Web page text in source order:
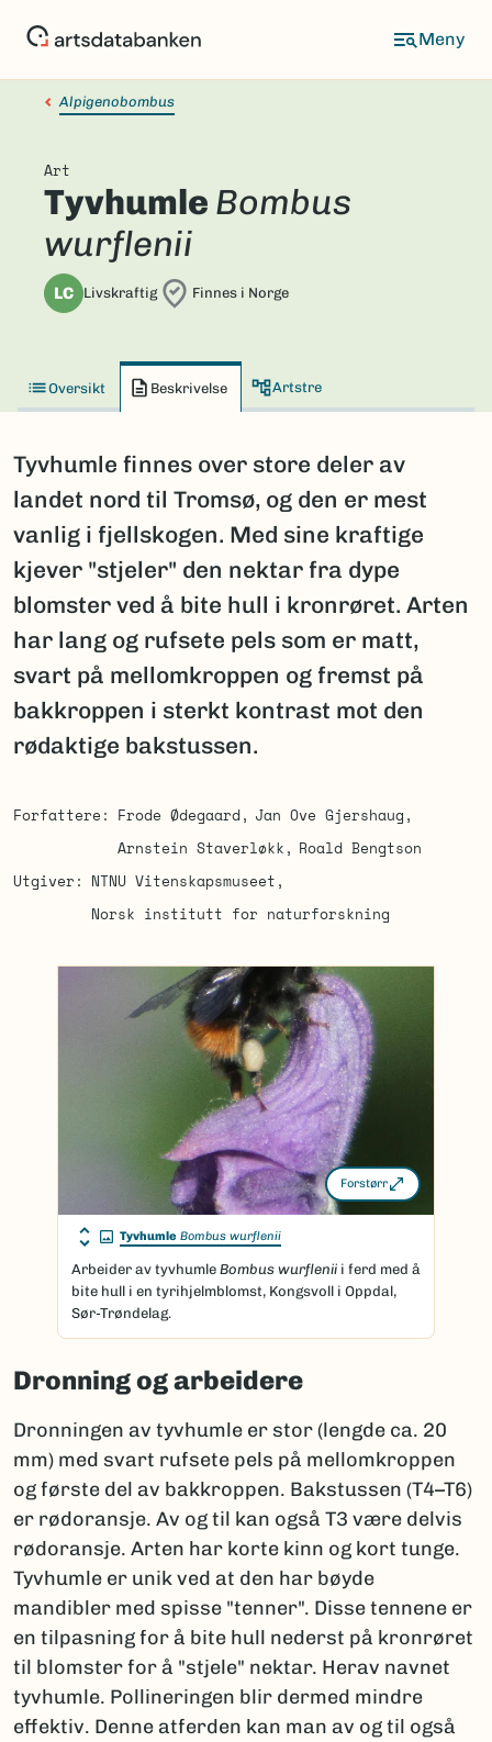
Alpigenobombus
Art
Tyvhumle Bombus
wurflenii
LC Livskraftig Finnes i Norge
Oversikt Beskrivelse Artstre
Tyvhumle finnes over store deler av
landet nord til Tromsø, og den er mest
vanlig i fjellskogen. Med sine kraftige
kjever "stjeler" den nektar fra dype
blomster ved å bite hull i kronrøret. Arten
har lang og rufsete pels som er matt,
svart på mellomkroppen og fremst på
bakkroppen i sterkt kontrast mot den
rødaktige bakstussen.
Forfattere Frode Ødegaard
Jan Ove Gjershaug
Arnstein Staverløkk
Roald Bengtson
Utgiver
NTNU Vitenskapsmuseet
Norsk institutt for naturforskning
Forstørr
Tyvhumle Bombus wurflenii
Arbeider av tyvhumle Bombus wurflenii i ferd med å
bite hull i en tyrihjelmblomst, Kongsvoll i Oppdal,
Sør-Trøndelag.
Dronning og arbeidere
Dronningen av tyvhumle er stor (lengde ca. 20
mm) med svart rufsete pels på mellomkroppen
og første del av bakkroppen. Bakstussen (T4–T6)
er rødoransje. Av og til kan også T3 være delvis
rødoransje. Arten har korte kinn og kort tunge.
Tyvhumle er unik ved at den har bøyde
mandibler med spisse "tenner". Disse tennene er
en tilpasning for å bite hull nederst på kronrøret
til blomster for å "stjele" nektar. Herav navnet
tyvhumle. Pollineringen blir dermed mindre
effektiv. Denne atferden kan man av og til også